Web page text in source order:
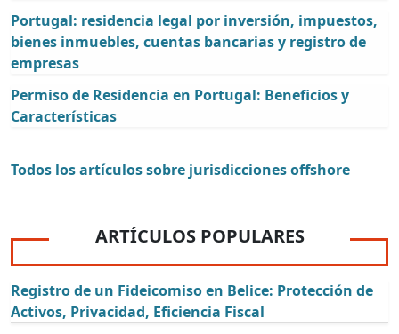
Portugal: residencia legal por inversión, impuestos,
bienes inmuebles, cuentas bancarias y registro de
empresas
Permiso de Residencia en Portugal: Beneficios y
Características
Todos los artículos sobre jurisdicciones offshore
ARTÍCULOS POPULARES
Registro de un Fideicomiso en Belice: Protección de
Activos, Privacidad, Eficiencia Fiscal